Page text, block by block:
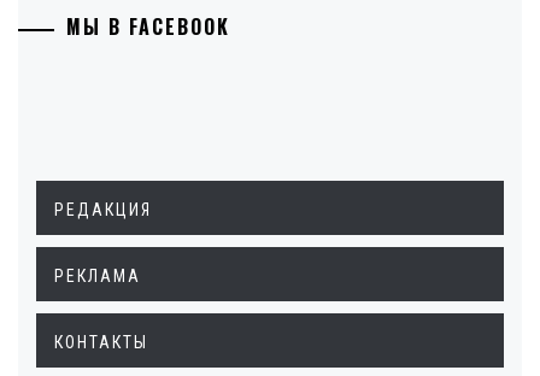
МЫ В FACEBOOK
РЕДАКЦИЯ
РЕКЛАМА
КОНТАКТЫ